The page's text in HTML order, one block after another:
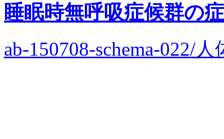
睡眠時無呼吸症候群の
ab-150708-schema-022/